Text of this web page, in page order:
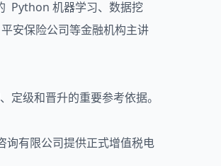
Python 机器学习、数据挖
安保险公司等金融机构主讲
级和晋升的重要参考依据。
询有限公司提供正式增值税电